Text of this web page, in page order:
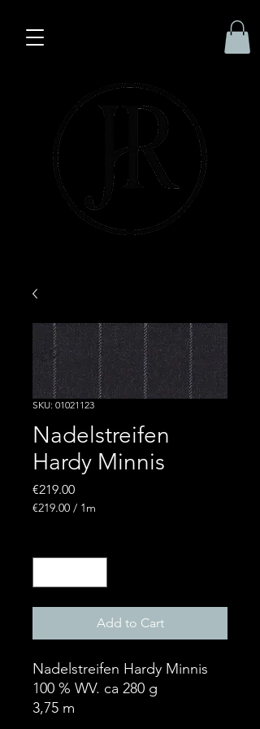
SKU: 01021123
Nadelstreifen
Hardy Minnis
€219.00Price
€219.00 / 1m
1
Add to Cart
Nadelstreifen Hardy Minnis
100 % WV. ca 280 g
3,75 m